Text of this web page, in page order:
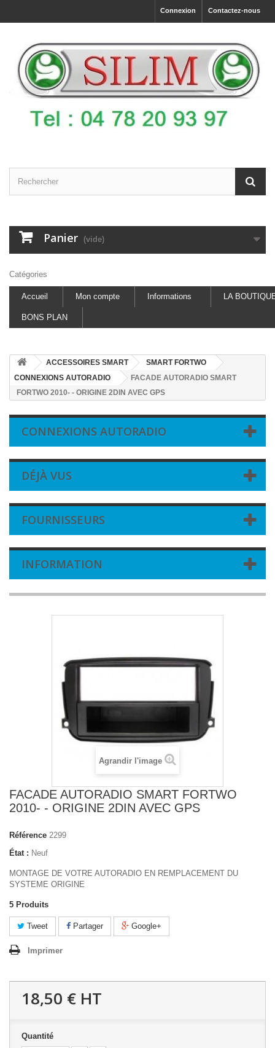
Contactez-nous
Connexion
Panier (vide)
Catégories
Accueil Mon compte Informations LA
BONS PLAN
ACCESSOIRES SMART
SMART FORTWO
CONNEXIONS AUTORADIO
FACADE AUTORADIO SMART
FORTWO 2010- - ORIGINE 2DIN AVEC GPS
CONNEXIONS AUTORADIO
DÉJÀ VUS
FOURNISSEURS
INFORMATION
Agrandir l'image
FACADE AUTORADIO SMART FORTWO
2010- - ORIGINE 2DIN AVEC GPS
Référence 2299
État : Neuf
MONTAGE DE VOTRE AUTORADIO EN REMPLACEMENT DU
SYSTEME ORIGINE
5 Produits
Tweet Partager Google+
Imprimer
18,50 € HT
Quantité